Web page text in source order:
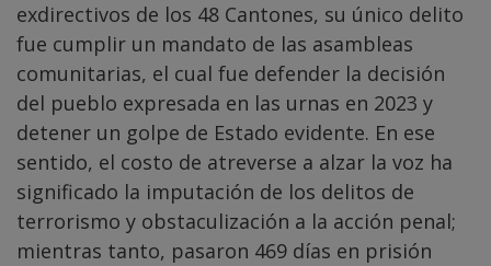
exdirectivos de los 48 Cantones, su único delito
fue cumplir un mandato de las asambleas
comunitarias, el cual fue defender la decisión
del pueblo expresada en las urnas en 2023 y
detener un golpe de Estado evidente. En ese
sentido, el costo de atreverse a alzar la voz ha
significado la imputación de los delitos de
terrorismo y obstaculización a la acción penal;
mientras tanto, pasaron 469 días en prisión